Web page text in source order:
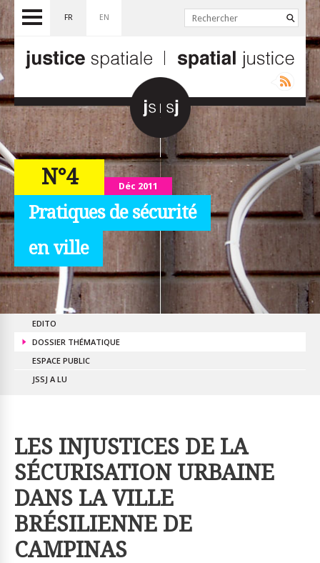
FR EN
Déc 2011
N°4
Pratiques de sécurité
en ville
EDITO
DOSSIER THÉMATIQUE
ESPACE PUBLIC
JSSJ A LU
LES INJUSTICES DE LA
SÉCURISATION URBAINE
DANS LA VILLE
BRÉSILIENNE DE
CAMPINAS